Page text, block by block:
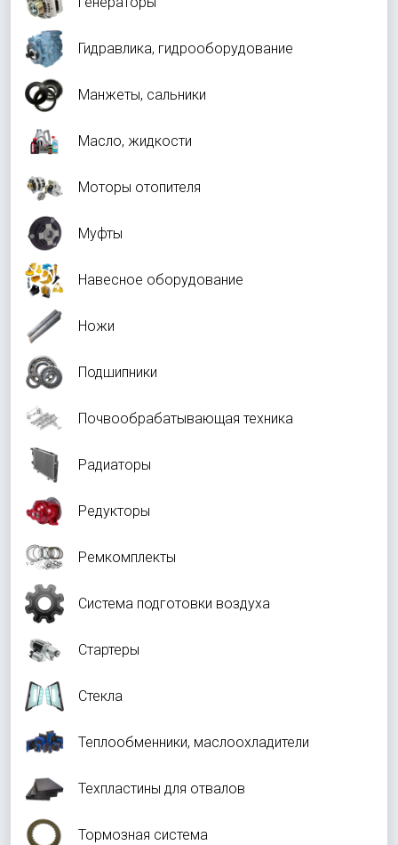
Гидравлика, гидрооборудование
Манжеты, сальники
Масло, жидкости
Моторы отопителя
Муфты
Навесное оборудование
Ножи
Подшипники
Почвообрабатывающая техника
Радиаторы
Редукторы
Ремкомплекты
Система подготовки воздуха
Стартеры
Стекла
Теплообменники, маслоохладители
Техпластины для отвалов
Тормозная система